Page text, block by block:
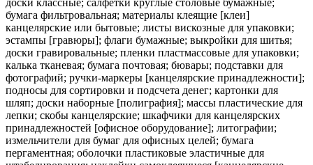
бумага фильтровальная; материалы клеящие [клеи]
канцелярские или бытовые; листы вискозные для упаковки;
эстампы [гравюры]; флаги бумажные; выкройки для шитья;
доски гравировальные; пленки пластмассовые для упаковки;
калька тканевая; бумага почтовая; бювары; подставки для
фотографий; ручки-маркеры [канцелярские принадлежности];
подносы для сортировки и подсчета денег; картонки для
шляп; доски наборные [полиграфия]; массы пластические для
лепки; скобы канцелярские; шкафчики для канцелярских
принадлежностей [офисное оборудование]; литографии;
измельчители для бумаг для офисных целей; бумага
пергаментная; оболочки пластиковые эластичные для